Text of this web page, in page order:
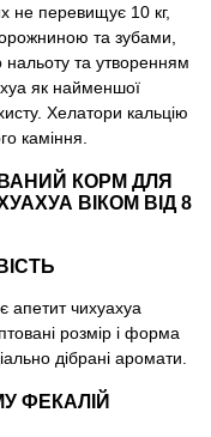
не перевищує 10 кг,
та зубами,
нальоту та утворенням
як найменшої
Хелатори кальцію
каміння.
КОРМ ДЛЯ
ВІКОМ ВІД 8
апетит чихуахуа
розмір і форма
дібрані аромати.
ФЕКАЛІЙ